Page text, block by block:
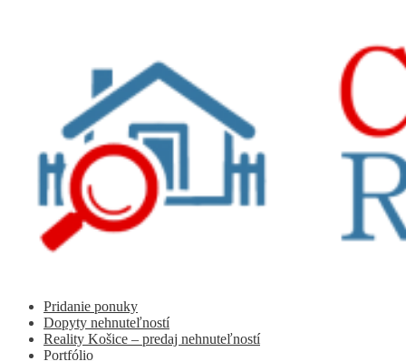
Pridanie ponuky
Dopyty nehnuteľností
Reality Košice – predaj nehnuteľností
Portfólio